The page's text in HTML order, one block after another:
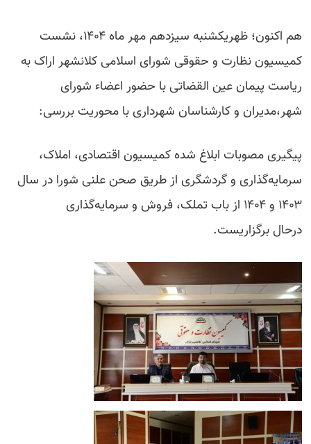
هم اکنون؛ ظهریکشنبه سیزدهم مهر ماه ۱۴۰۴، نشست
کمیسیون نظارت و حقوقی شورای اسلامی کلانشهر اراک به
ریاست پیمان عین القضاتی با حضور اعضاء شورای
شهر،مدیران و کارشناسان شهرداری با محوریت بررسی:
پیگیری مصوبات ابلاغ شده کمیسیون اقتصادی، املاک،
سرمایه‌گذاری و گردشگری از طریق صحن علنی شورا در سال
۱۴۰۳ و ۱۴۰۴ از باب تملک، فروش و سرمایه‌گذاری
درحال برگزاریست.